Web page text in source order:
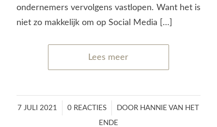
ondernemers vervolgens vastlopen. Want het is
niet zo makkelijk om op Social Media […]
Lees meer
7 JULI 2021
/ 0 REACTIES
/ DOOR HANNIE VAN HET
ENDE